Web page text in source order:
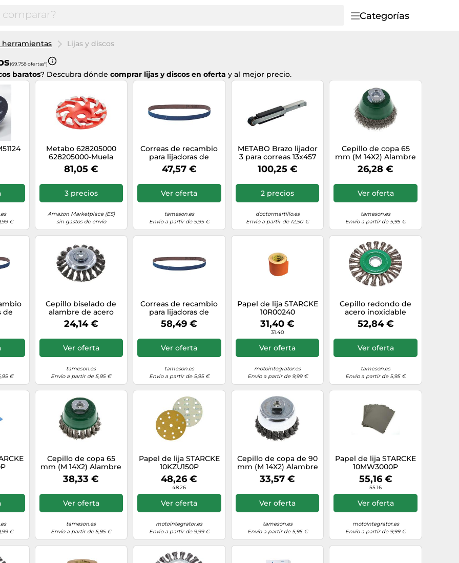
Categorías
herramientas Lijas y discos
(69.758 ofertas*)
baratos? Descubra dónde comprar lijas y discos en oferta y al mejor precio.
€
Metabo 628205000
628205000-Muela
Hueca de Diamante
Calidad hormigón
Duros 125 x22,23 mm
16 segmentos
81,05 €
3 precios
Amazon Marketplace (ES)
sin gastos de envío
Correas de recambio
para lijadoras de
banda P080 Paquete
de 10
47,57 €
Ver oferta
tameson.es
Envío a partir de 5,95 €
METABO Brazo lijador
3 para correas 13x457
mm para BFE
626381000
100,25 €
2 precios
doctormartillo.es
Envío a partir de 12,50 €
Cepillo de copa 65
mm (M 14X2) Alambre
de acero inoxidable
0,3 mm (ondulado)
26,28 €
Ver oferta
tameson.es
Envío a partir de 5,95 €
de
€
Cepillo biselado de
alambre de acero
trenzado 100X12 mm (
M14X2)
24,14 €
Ver oferta
tameson.es
Envío a partir de 5,95 €
Correas de recambio
para lijadoras de
banda P240 Paquete
de 10
58,49 €
Ver oferta
tameson.es
Envío a partir de 5,95 €
Papel de lija STARCKE
10R00240
31,40 €
31.40
Ver oferta
motointegrator.es
Envío a partir de 9,99 €
Cepillo redondo de
acero inoxidable
trenzado 125X14 mm
Ubicación Agujero
52,84 €
Ver oferta
tameson.es
Envío a partir de 5,95 €
€
Cepillo de copa 65
mm (M 14X2) Alambre
de acero inoxidable
0,5 mm (18xtrenzado)
38,33 €
Ver oferta
tameson.es
Envío a partir de 5,95 €
Papel de lija STARCKE
10KZU150P
48,26 €
48.26
Ver oferta
motointegrator.es
Envío a partir de 9,99 €
Cepillo de copa de 90
mm (M 14X2) Alambre
de acero de 0,5 mm
(20xtrenzado)
33,57 €
Ver oferta
tameson.es
Envío a partir de 5,95 €
Papel de lija STARCKE
10MW3000P
55,16 €
55.16
Ver oferta
motointegrator.es
Envío a partir de 9,99 €